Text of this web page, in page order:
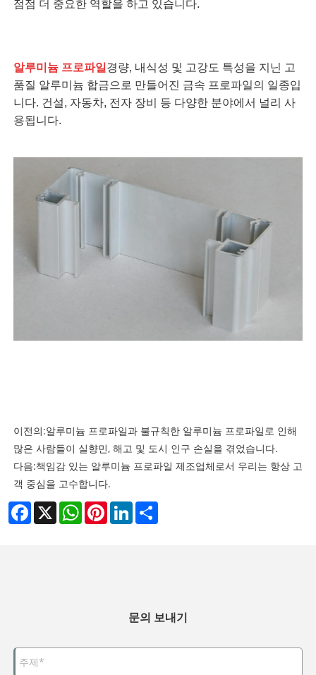
점점 더 중요한 역할을 하고 있습니다.
알루미늄 프로파일 경량, 내식성 및 고강도 특성을 지닌 고
품질 알루미늄 합금으로 만들어진 금속 프로파일의 일종입
니다. 건설, 자동차, 전자 장비 등 다양한 분야에서 널리 사
용됩니다.
이전의:알루미늄 프로파일과 불규칙한 알루미늄 프로파일로 인해
많은 사람들이 실향민, 해고 및 도시 인구 손실을 겪었습니다.
다음:책임감 있는 알루미늄 프로파일 제조업체로서 우리는 항상 고
객 중심을 고수합니다.
Facebook
X WhatsAppPinterestLinkedIn
문의 보내기